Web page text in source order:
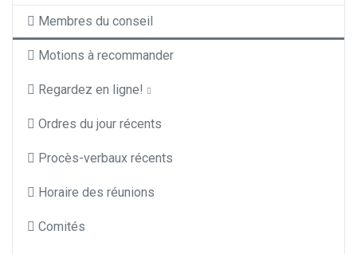
Membres du conseil
Motions à recommander
Regardez en ligne!
Ordres du jour récents
Procès-verbaux récents
Horaire des réunions
Comités